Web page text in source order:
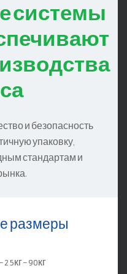
системы
и безопасность
упаковку,
стандартам и
размеры
25кг – 90кг